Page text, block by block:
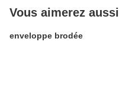
Vous aimerez aussi
enveloppe brodée